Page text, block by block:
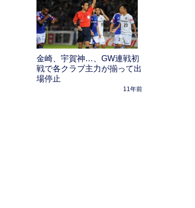
金崎、宇賀神…、GW連戦初
戦で各クラブ主力が揃って出
場停止
11年前